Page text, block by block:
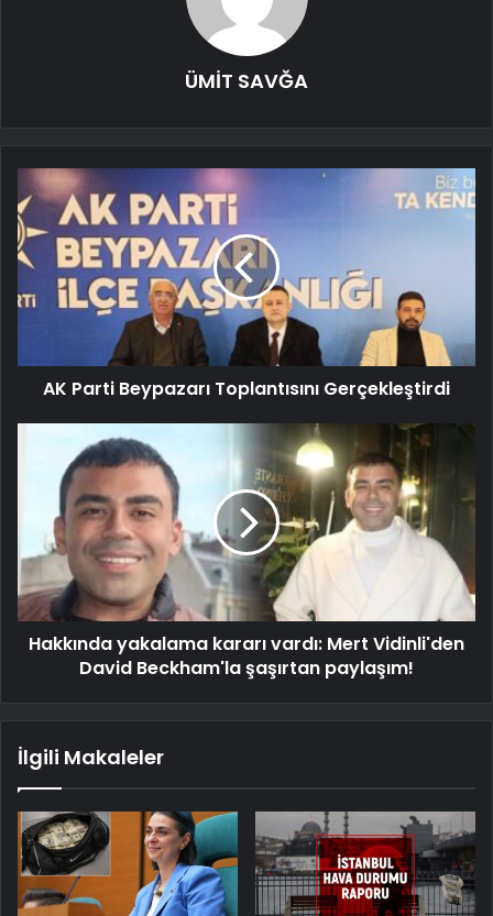
ÜMİT SAVĞA
AK Parti Beypazarı Toplantısını Gerçekleştirdi
Hakkında yakalama kararı vardı: Mert Vidinli'den
David Beckham'la şaşırtan paylaşım!
İlgili Makaleler